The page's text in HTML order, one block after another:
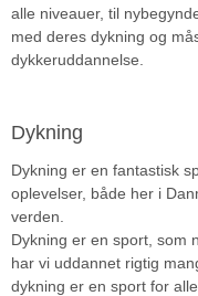
alle niveauer, til
med deres dykning og
dykkeruddannelse.
Dykning
Dykning er en fantastisk
oplevelser, både her i
verden.
Dykning er en sport, som
har vi uddannet rigtig
dykning er en sport for